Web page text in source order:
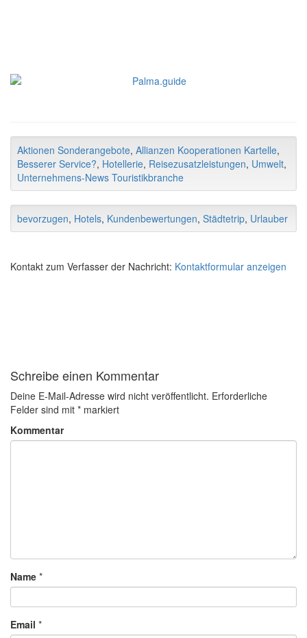
Aktionen Sonderangebote, Allianzen Kooperationen Kartelle,
Besserer Service?, Hotellerie, Reisezusatzleistungen, Umwelt,
Unternehmens-News Touristikbranche
bevorzugen, Hotels, Kundenbewertungen, Städtetrip, Urlauber
Kontakt zum Verfasser der Nachricht: Kontaktformular anzeigen
Schreibe einen Kommentar
Deine E-Mail-Adresse wird nicht veröffentlicht. Erforderliche
Felder sind mit * markiert
Kommentar
Name *
Email *